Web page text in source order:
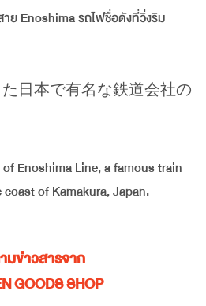
ย Enoshima รถไฟชื่อดังที่วิ่งริม
日本で有名な鉄道会社の
Enoshima Line, a famous train
of Kamakura, Japan.
มข่าวสารจาก
GOODS SHOP